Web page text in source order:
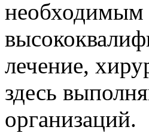
необходимым
лечение,
здесь
организаций.